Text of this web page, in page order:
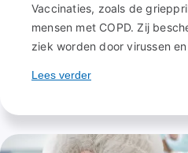
Vaccinaties, zoals de
mensen met COPD. Zij
ziek worden door virussen
Lees verder